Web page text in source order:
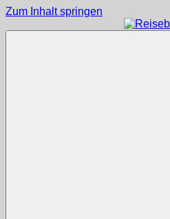
Zum Inhalt springen